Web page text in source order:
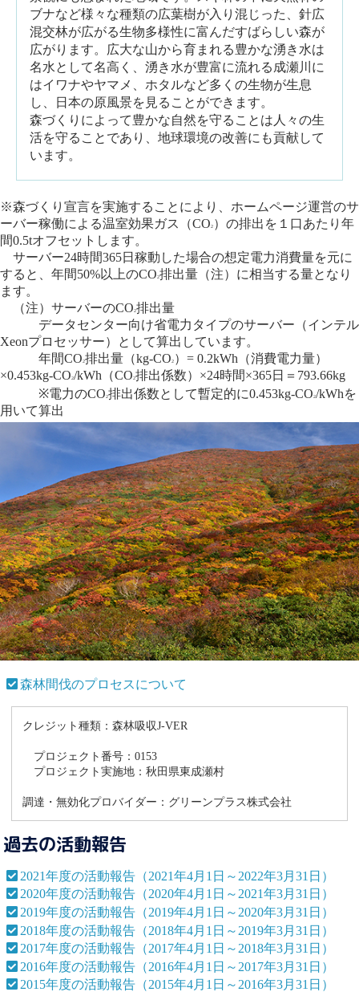
ブナなど様々な種類の広葉樹が入り混じった、針広
混交林が広がる生物多様性に富んだすばらしい森が
広がります。広大な山から育まれる豊かな湧き水は
名水として名高く、湧き水が豊富に流れる成瀬川に
はイワナやヤマメ、ホタルなど多くの生物が生息
し、日本の原風景を見ることができます。
森づくりによって豊かな自然を守ることは人々の生
活を守ることであり、地球環境の改善にも貢献して
います。
※森づくり宣言を実施することにより、ホームページ運営のサ
ーバー稼働による温室効果ガス（CO2 ）の排出を１口あたり年
間0.5tオフセットします。
サーバー24時間365日稼動した場合の想定電力消費量を元に
すると、年間50%以上のCO2排出量 （注） に相当する量となり
ます。
（注）サーバーのCO2排出量
データセンター向け省電力タイプのサーバー（インテル
Xeonプロセッサー）として算出しています。
年間CO2排出量（kg-CO2 ）= 0.2kWh（消費電力量）
×0.453kg-CO2/kWh（CO2排出係数）×24時間×365日＝793.66kg
※電力のCO2排出係数として暫定的に0.453kg-CO2/kWhを
用いて算出
森林間伐のプロセスについて
クレジット種類：森林吸収J-VER
プロジェクト番号：0153
プロジェクト実施地：秋田県東成瀬村
調達・無効化プロバイダー：グリーンプラス株式会社
過去の活動報告
2021年度の活動報告（2021年4月1日～2022年3月31日）
2020年度の活動報告（2020年4月1日～2021年3月31日）
2019年度の活動報告（2019年4月1日～2020年3月31日）
2018年度の活動報告（2018年4月1日～2019年3月31日）
2017年度の活動報告（2017年4月1日～2018年3月31日）
2016年度の活動報告（2016年4月1日～2017年3月31日）
2015年度の活動報告（2015年4月1日～2016年3月31日）